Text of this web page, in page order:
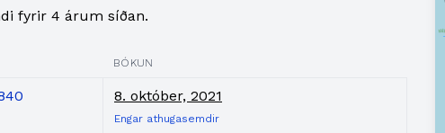
fyrir 4 árum síðan.
BÓKUN
8. október, 2021
Engar athugasemdir